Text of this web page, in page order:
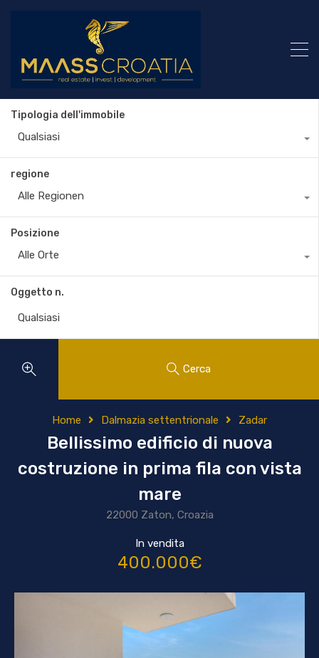
Tipologia dell'immobile
Qualsiasi
regione
Alle Regionen
Posizione
Alle Orte
Oggetto n.
Cerca
Home Dalmazia settentrionale Zadar
Bellissimo edificio di nuova
costruzione in prima fila con vista
mare
22000 Zaton, Croazia
In vendita
400.000€